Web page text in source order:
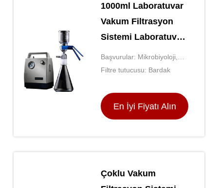
1000ml Laboratuvar
Vakum Filtrasyon
Sistemi Laboratuvar
Solvent Filtre
Sistemi
Başvurular: Mikrobiyoloji,
Hücre Kültürü, Çevre Analizi
Filtre tutucusu: Bardak
En İyi Fiyatı Alın
Çoklu Vakum